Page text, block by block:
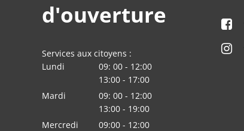
d'ouverture
Services aux citoyens :
Lundi
09: 00 - 12:00
De 09:00 à 12:00
13:00 - 17:00
De 13:00 à 17:00
Mardi 09: 00 - 12:00
De 09:00 à 12:00
13:00 - 19:00
De 13:00 à 19:00
Mercredi 09:00 - 12:00